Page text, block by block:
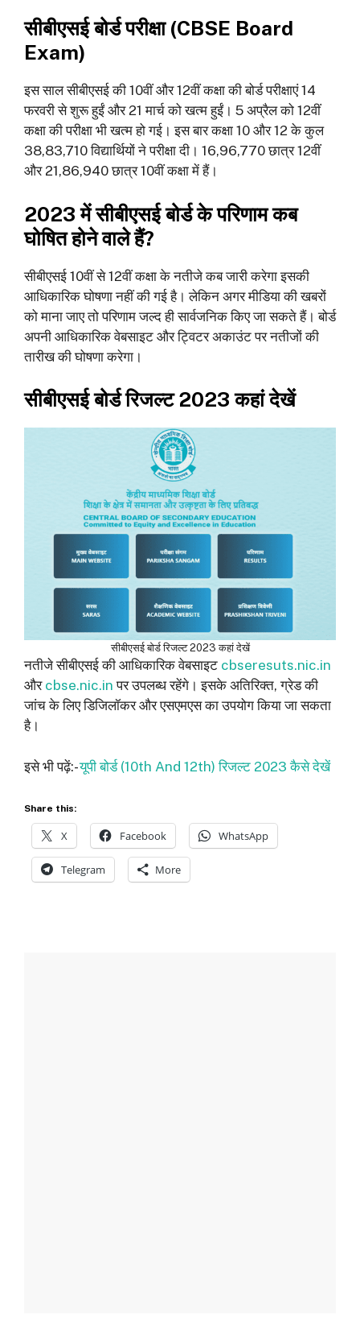
सीबीएसई बोर्ड परीक्षा (CBSE Board
Exam)
इस साल सीबीएसई की 10वीं और 12वीं कक्षा की बोर्ड परीक्षाएं 14
फरवरी से शुरू हुईं और 21 मार्च को खत्म हुईं। 5 अप्रैल को 12वीं
कक्षा की परीक्षा भी खत्म हो गई। इस बार कक्षा 10 और 12 के कुल
38,83,710 विद्यार्थियों ने परीक्षा दी। 16,96,770 छात्र 12वीं
और 21,86,940 छात्र 10वीं कक्षा में हैं।
2023 में सीबीएसई बोर्ड के परिणाम कब
घोषित होने वाले हैं?
सीबीएसई 10वीं से 12वीं कक्षा के नतीजे कब जारी करेगा इसकी
आधिकारिक घोषणा नहीं की गई है। लेकिन अगर मीडिया की खबरों
को माना जाए तो परिणाम जल्द ही सार्वजनिक किए जा सकते हैं। बोर्ड
अपनी आधिकारिक वेबसाइट और ट्विटर अकाउंट पर नतीजों की
तारीख की घोषणा करेगा।
सीबीएसई बोर्ड रिजल्ट 2023 कहां देखें
सीबीएसई बोर्ड रिजल्ट 2023 कहां देखें
नतीजे सीबीएसई की आधिकारिक वेबसाइट cbseresuts.nic.in
और cbse.nic.in पर उपलब्ध रहेंगे। इसके अतिरिक्त, ग्रेड की
जांच के लिए डिजिलॉकर और एसएमएस का उपयोग किया जा सकता
है।
इसे भी पढ़ें:-यूपी बोर्ड (10th And 12th) रिजल्‍ट 2023 कैसे देखें
Share this:
X Facebook WhatsApp
Telegram More